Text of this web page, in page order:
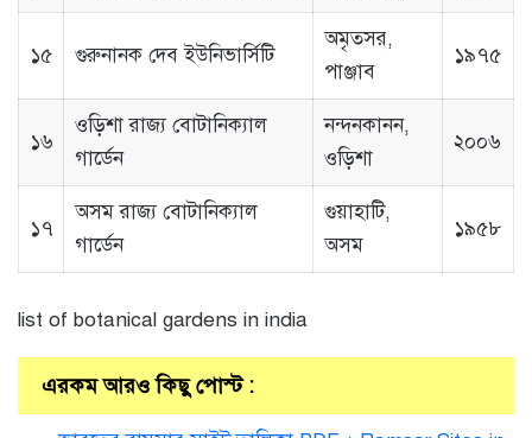
১৫ গুরুনানক দেব ইউনিভার্সিটি
অমৃতসর,
পাঞ্জাব
১৯৭৫
১৬
ওড়িশা রাজ্য বোটানিক্যাল
গার্ডেন
নন্দনকানন,
ওড়িশা
২০০৬
১৭
অসম রাজ্য বোটানিক্যাল
গার্ডেন
গুয়াহাটি,
অসম
১৯৫৮
list of botanical gardens in india
এরকম আরও কিছু পোস্ট :